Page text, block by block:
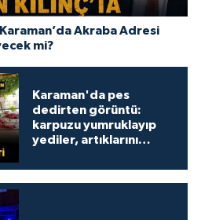
Akraba Adresi
mi?
Karaman'da pes
dedirten görüntü:
karpuzu yumruklayıp
yediler, artıklarını